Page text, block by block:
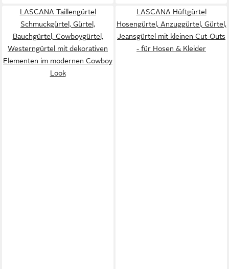
LASCANA Taillengürtel
Schmuckgürtel, Gürtel,
Bauchgürtel, Cowboygürtel,
Westerngürtel mit dekorativen
Elementen im modernen Cowboy
Look
LASCANA Hüftgürtel
Hosengürtel, Anzuggürtel, Gürtel,
Jeansgürtel mit kleinen Cut-Outs
- für Hosen & Kleider